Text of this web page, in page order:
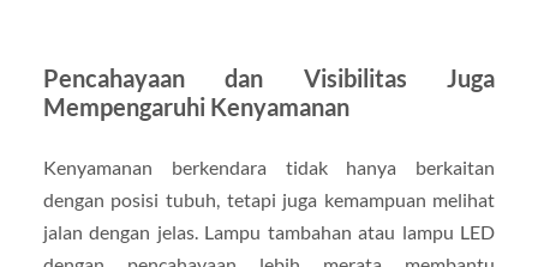
Pencahayaan dan Visibilitas Juga
Mempengaruhi Kenyamanan
Kenyamanan berkendara tidak hanya berkaitan
dengan posisi tubuh, tetapi juga kemampuan melihat
jalan dengan jelas. Lampu tambahan atau lampu LED